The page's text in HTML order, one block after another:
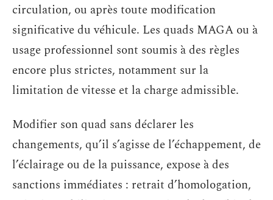
circulation, ou après toute modification
significative du véhicule. Les quads MAGA ou à
usage professionnel sont soumis à des règles
encore plus strictes, notamment sur la
limitation de vitesse et la charge admissible.
Modifier son quad sans déclarer les
changements, qu’il s’agisse de l’échappement, de
l’éclairage ou de la puissance, expose à des
sanctions immédiates : retrait d’homologation,